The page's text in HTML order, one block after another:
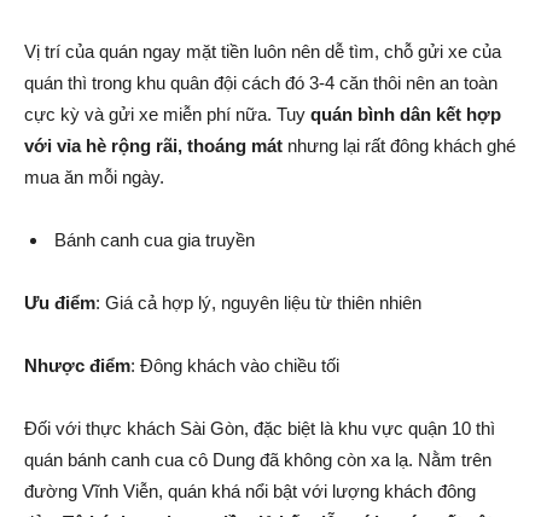
Vị trí của quán ngay mặt tiền luôn nên dễ tìm, chỗ gửi xe của
quán thì trong khu quân đội cách đó 3-4 căn thôi nên an toàn
cực kỳ và gửi xe miễn phí nữa. Tuy quán bình dân kết hợp
với vỉa hè rộng rãi, thoáng mát nhưng lại rất đông khách ghé
mua ăn mỗi ngày.
Bánh canh cua gia truyền
Ưu điểm: Giá cả hợp lý, nguyên liệu từ thiên nhiên
Nhược điểm: Đông khách vào chiều tối
Đối với thực khách Sài Gòn, đặc biệt là khu vực quận 10 thì
quán bánh canh cua cô Dung đã không còn xa lạ. Nằm trên
đường Vĩnh Viễn, quán khá nổi bật với lượng khách đông